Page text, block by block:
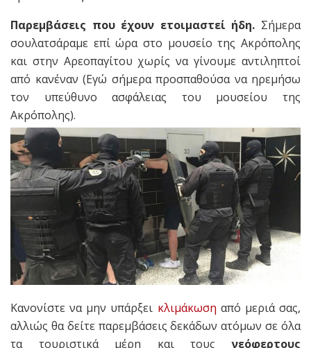
Παρεμβάσεις που έχουν ετοιμαστεί ήδη. Σήμερα
σουλατσάραμε επί ώρα στο μουσείο της Ακρόπολης
και στην Αρεοπαγίτου χωρίς να γίνουμε αντιληπτοί
από κανέναν (Εγώ σήμερα προσπαθούσα να ηρεμήσω
τον υπεύθυνο ασφάλειας του μουσείου της
Ακρόπολης).
Κανονίστε να μην υπάρξει κλιμάκωση από μεριά σας,
αλλιώς θα δείτε παρεμβάσεις δεκάδων ατόμων σε όλα
τα τουριστικά μέρη και τουςνεόφερτους